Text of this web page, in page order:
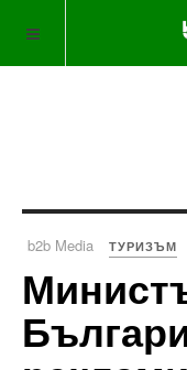
b2b Media ТУРИЗЪМ